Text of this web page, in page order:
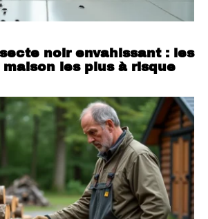
noir envahissant : les
les plus à risque